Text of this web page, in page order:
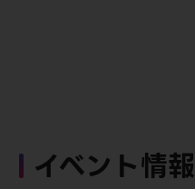
イベント情報